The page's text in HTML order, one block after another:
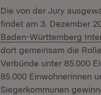
Die von der Jury
findet am 3. Dezember
Baden-Württemberg
dort gemeinsam die
Verbünde unter 85.000
85.000 Einwohnerinnen
Siegerkommunen